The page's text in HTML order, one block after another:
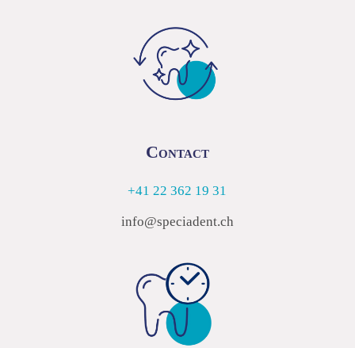
Contact
+41 22 362 19 31
info@speciadent.ch